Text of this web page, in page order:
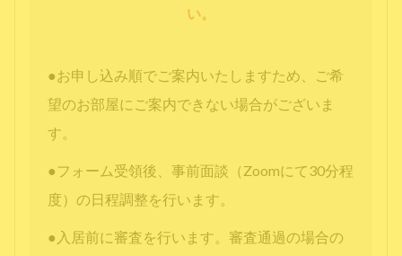
い。
●お申し込み順でご案内いたしますため、ご希
望のお部屋にご案内できない場合がございま
す。
●フォーム受領後、事前面談（Zoomにて30分程
度）の日程調整を行います。
●入居前に審査を行います。審査通過の場合の